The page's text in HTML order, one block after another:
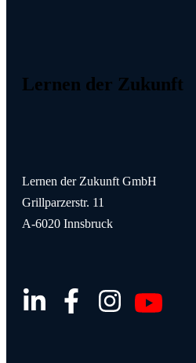
Lernen der Zukunft
Lernen der Zukunft GmbH
Grillparzerstr. 11
A-6020 Innsbruck